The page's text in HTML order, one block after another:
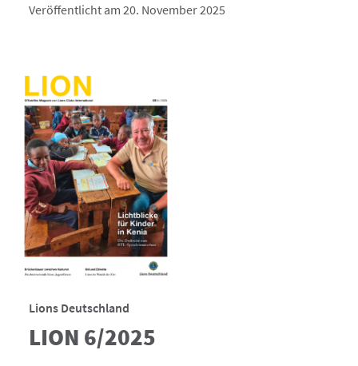
Veröffentlicht am 20. November 2025
Lions Deutschland
LION 6/2025